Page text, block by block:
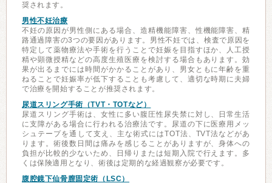
奨されます。
男性不妊治療
不妊の原因が男性側にある場合、造精機能障害、性機能障害、精
路通過障害の3つの要因があります。男性不妊では、検査で原因を
特定して薬物療法や手術を行うことで妊娠を目指すほか、人工授
精や顕微授精などの高度生殖医療を検討する場合もあります。効
果が出るまでには時間がかかることがあり、男女ともに年齢を重
ねることで妊娠率が低下することも考慮して、適切な時期に夫婦
で治療を開始することが推奨されます。
尿道スリング手術（TVT・TOTなど）
尿道スリング手術は、女性に多い腹圧性尿失禁に対し、日常生活
に支障がある場合に行われる治療法です。尿道の下に医療用メッ
シュテープを通して支え、主な術式にはTOT法、TVT法などがあ
ります。術後数日間は痛みを感じることがありますが、身体への
負担が比較的少ないため、日帰りまたは短期入院で行えます。多
くは保険適用となり、術後は定期的な経過観察が必要です。
腹腔鏡下仙骨膣固定術（LSC）